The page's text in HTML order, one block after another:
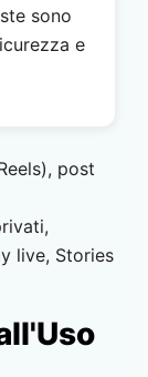
sono
e
post
live, Stories